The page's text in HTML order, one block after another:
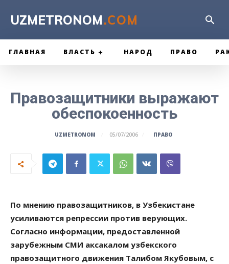
UZMETRONOM.COM
ГЛАВНАЯ ВЛАСТЬ НАРОД ПРАВО
Правозащитники выражают
обеспокоенность
UZMETRONOM 05/07/2006 ПРАВО
По мнению правозащитников, в Узбекистане
усиливаются репрессии против верующих.
Согласно информации, предоставленной
зарубежным СМИ аксакалом узбекского
правозащитного движения Талибом Якубовым, с